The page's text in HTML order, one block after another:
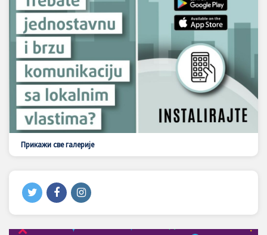
Прикажи све галерије